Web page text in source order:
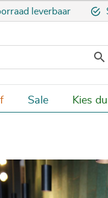
leverbaar

Sale Kies